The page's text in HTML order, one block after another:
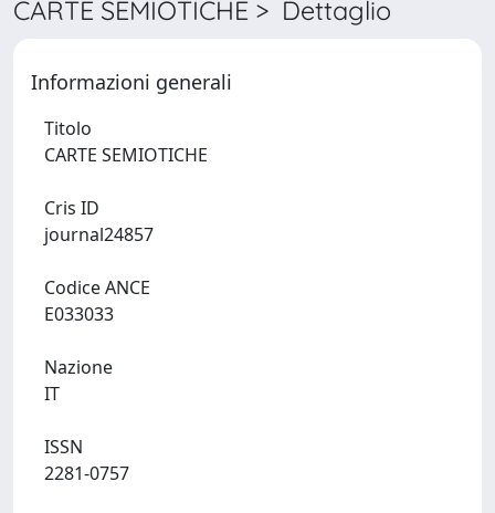
CARTE SEMIOTICHE > Dettaglio
Informazioni generali
Titolo
Cris ID
Codice ANCE
Nazione
ISSN